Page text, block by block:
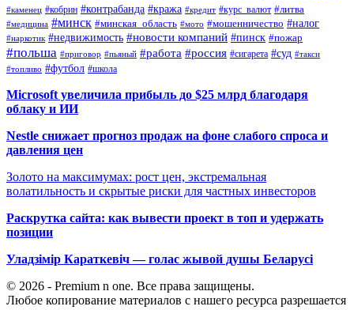
#каменец #кобрин #контрабанда #кража #кредит #курс_валют #литва
#медицина #минск #минская_область #мото #мошенничество #налог
#наркотик #недвижимость #новости компаний #пинск #пожар
#польша #приговор #пьяный #работа #россия #сигарета #суд #такси
#топливо #футбол #школа
Microsoft увеличила прибыль до $25 млрд благодаря
облаку и ИИ
Nestle снижает прогноз продаж на фоне слабого спроса и
давления цен
Золото на максимумах: рост цен, экстремальная
волатильность и скрытые риски для частных инвесторов
Раскрутка сайта: как вывести проект в топ и удержать
позиции
Уладзімір Караткевіч — голас жывой душы Беларусі
© 2026 - Premium n one. Все права защищены.
Любое копирование материалов с нашего ресурса разрешается